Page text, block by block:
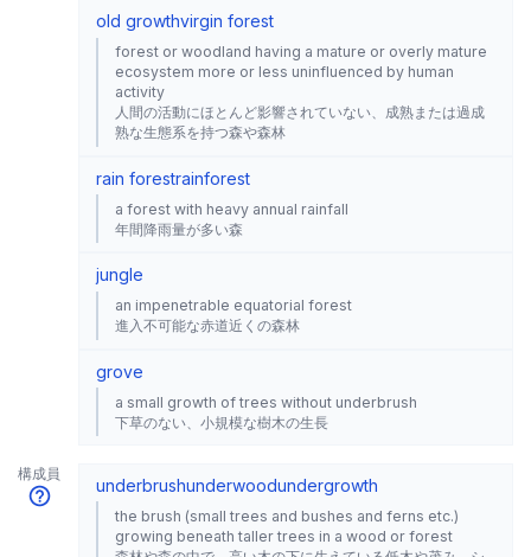
old growthvirgin forest
forest or woodland having a mature or overly mature
ecosystem more or less uninfluenced by human
activity
人間の活動にほとんど影響されていない、成熟または過成
熟な生態系を持つ森や森林
rain forestrainforest
a forest with heavy annual rainfall
年間降雨量が多い森
jungle
an impenetrable equatorial forest
進入不可能な赤道近くの森林
grove
a small growth of trees without underbrush
下草のない、小規模な樹木の生長
構成員
underbrushunderwoodundergrowth
the brush (small trees and bushes and ferns etc.)
growing beneath taller trees in a wood or forest